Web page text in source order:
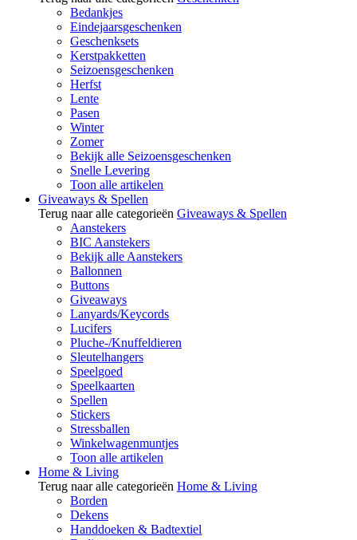
Bedankjes
Eindejaarsgeschenken
Geschenksets
Kerstpakketten
Seizoensgeschenken
Herfst
Lente
Pasen
Winter
Zomer
Bekijk alle Seizoensgeschenken
Snelle Levering
Toon alle artikelen
Giveaways & Spellen
Terug naar alle categorieën Giveaways & Spellen
Aanstekers
BIC Aanstekers
Bekijk alle Aanstekers
Ballonnen
Buttons
Giveaways
Lanyards/Keycords
Lucifers
Pluche-/Knuffeldieren
Sleutelhangers
Speelgoed
Speelkaarten
Spellen
Stickers
Stressballen
Winkelwagenmuntjes
Toon alle artikelen
Home & Living
Terug naar alle categorieën Home & Living
Borden
Dekens
Handdoeken & Badtextiel